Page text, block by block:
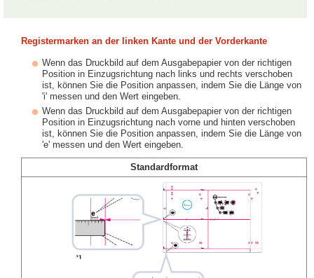
Registermarken an der linken Kante und der Vorderkante
Wenn das Druckbild auf dem Ausgabepapier von der richtigen
Position in Einzugsrichtung nach links und rechts verschoben
ist, können Sie die Position anpassen, indem Sie die Länge von
'i' messen und den Wert eingeben.
Wenn das Druckbild auf dem Ausgabepapier von der richtigen
Position in Einzugsrichtung nach vorne und hinten verschoben
ist, können Sie die Position anpassen, indem Sie die Länge von
'e' messen und den Wert eingeben.
Standardformat